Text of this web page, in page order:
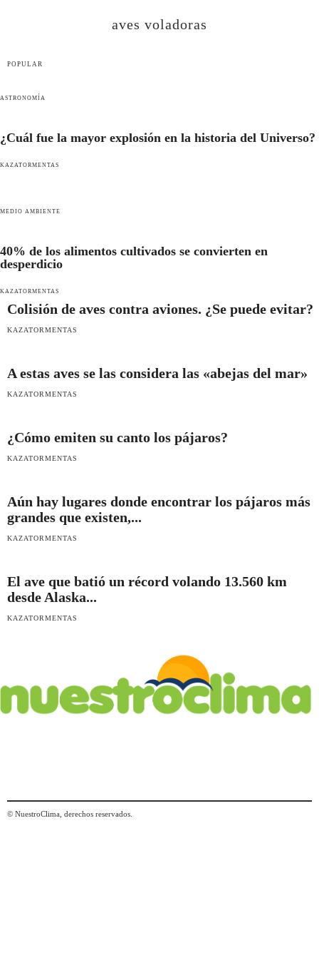
aves voladoras
POPULAR
ASTRONOMÍA
¿Cuál fue la mayor explosión en la historia del Universo?
KAZATORMENTAS
MEDIO AMBIENTE
40% de los alimentos cultivados se convierten en
desperdicio
KAZATORMENTAS
Colisión de aves contra aviones. ¿Se puede evitar?
KAZATORMENTAS
A estas aves se las considera las «abejas del mar»
KAZATORMENTAS
¿Cómo emiten su canto los pájaros?
KAZATORMENTAS
Aún hay lugares donde encontrar los pájaros más
grandes que existen,...
KAZATORMENTAS
El ave que batió un récord volando 13.560 km
desde Alaska...
KAZATORMENTAS
© NuestroClima, derechos reservados.